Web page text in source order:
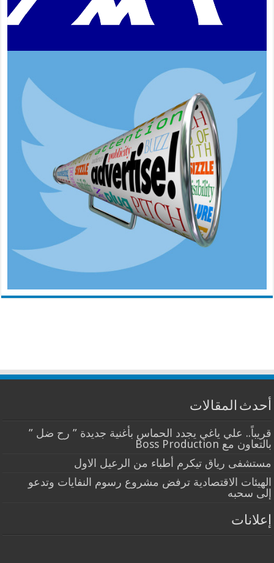
أحدث المقالات
قريباً.. علي ياغي يجدد الحماس بأغنية جديدة ” رح ضل ”
بالتعاون مع Boss Production
مستشفى رياق تيكرم أطباء من الرعيل الاول
الهيئات الاقتصادية ترفض مشروع رسوم النفايات وتدعو
إلى سحبه
إعلانات